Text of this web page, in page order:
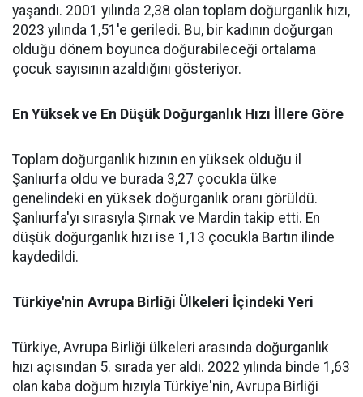
yaşandı. 2001 yılında 2,38 olan toplam doğurganlık hızı,
2023 yılında 1,51'e geriledi. Bu, bir kadının doğurgan
olduğu dönem boyunca doğurabileceği ortalama
çocuk sayısının azaldığını gösteriyor.
En Yüksek ve En Düşük Doğurganlık Hızı İllere Göre
Toplam doğurganlık hızının en yüksek olduğu il
Şanlıurfa oldu ve burada 3,27 çocukla ülke
genelindeki en yüksek doğurganlık oranı görüldü.
Şanlıurfa'yı sırasıyla Şırnak ve Mardin takip etti. En
düşük doğurganlık hızı ise 1,13 çocukla Bartın ilinde
kaydedildi.
Türkiye'nin Avrupa Birliği Ülkeleri İçindeki Yeri
Türkiye, Avrupa Birliği ülkeleri arasında doğurganlık
hızı açısından 5. sırada yer aldı. 2022 yılında binde 1,63
olan kaba doğum hızıyla Türkiye'nin, Avrupa Birliği